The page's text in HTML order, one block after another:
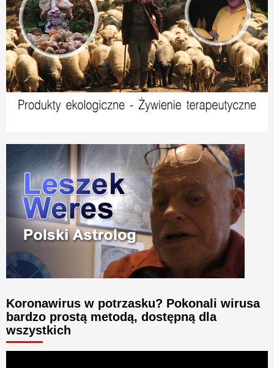
Koronawirus w potrzasku? Pokonali wirusa
bardzo prostą metodą, dostępną dla
wszystkich